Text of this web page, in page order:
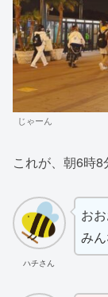
じゃーん
これが、朝6時8
ハチさん
お
み